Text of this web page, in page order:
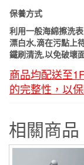
保養方式
利用一般海綿擦洗
漂白水,滴在污點上
鐵刷清洗,以免破壞
商品均配送至
的完整性，以
相關商品